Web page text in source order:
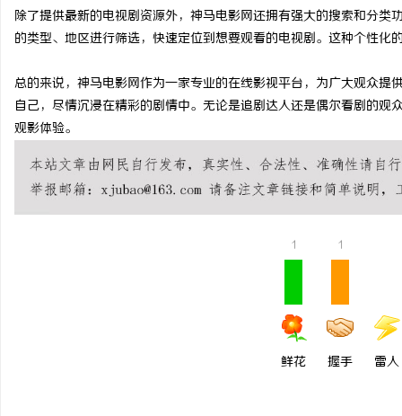
除了提供最新的电视剧资源外，神马电影网还拥有强大的搜索和分
的类型、地区进行筛选，快速定位到想要观看的电视剧。这种个性化
总的来说，神马电影网作为一家专业的在线影视平台，为广大观众
自己，尽情沉浸在精彩的剧情中。无论是追剧达人还是偶尔看剧的
观影体验。
1
鲜花
1
握手 雷人
全面解析成都化工装备